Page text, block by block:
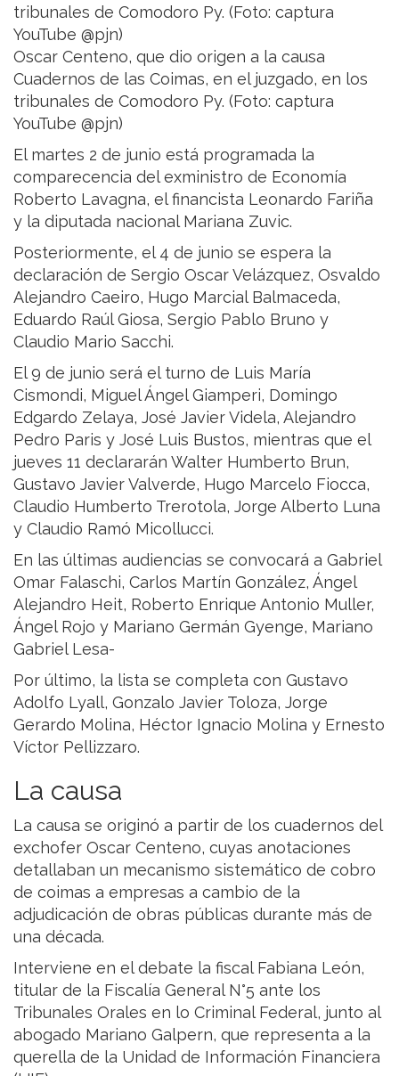
Oscar Centeno, que dio origen a la causa
Cuadernos de las Coimas, en el juzgado, en los
tribunales de Comodoro Py. (Foto: captura
YouTube @pjn)
El martes 2 de junio está programada la
comparecencia del exministro de Economía
Roberto Lavagna, el financista Leonardo Fariña
y la diputada nacional Mariana Zuvic.
Posteriormente, el 4 de junio se espera la
declaración de Sergio Oscar Velázquez, Osvaldo
Alejandro Caeiro, Hugo Marcial Balmaceda,
Eduardo Raúl Giosa, Sergio Pablo Bruno y
Claudio Mario Sacchi.
El 9 de junio será el turno de Luis María
Cismondi, Miguel Ángel Giamperi, Domingo
Edgardo Zelaya, José Javier Videla, Alejandro
Pedro Paris y José Luis Bustos, mientras que el
jueves 11 declararán Walter Humberto Brun,
Gustavo Javier Valverde, Hugo Marcelo Fiocca,
Claudio Humberto Trerotola, Jorge Alberto Luna
y Claudio Ramó Micollucci.
En las últimas audiencias se convocará a Gabriel
Omar Falaschi, Carlos Martín González, Ángel
Alejandro Heit, Roberto Enrique Antonio Muller,
Ángel Rojo y Mariano Germán Gyenge, Mariano
Gabriel Lesa-
Por último, la lista se completa con Gustavo
Adolfo Lyall, Gonzalo Javier Toloza, Jorge
Gerardo Molina, Héctor Ignacio Molina y Ernesto
Víctor Pellizzaro.
La causa
La causa se originó a partir de los cuadernos del
exchofer Oscar Centeno, cuyas anotaciones
detallaban un mecanismo sistemático de cobro
de coimas a empresas a cambio de la
adjudicación de obras públicas durante más de
una década.
Interviene en el debate la fiscal Fabiana León,
titular de la Fiscalía General N°5 ante los
Tribunales Orales en lo Criminal Federal, junto al
abogado Mariano Galpern, que representa a la
querella de la Unidad de Información Financiera